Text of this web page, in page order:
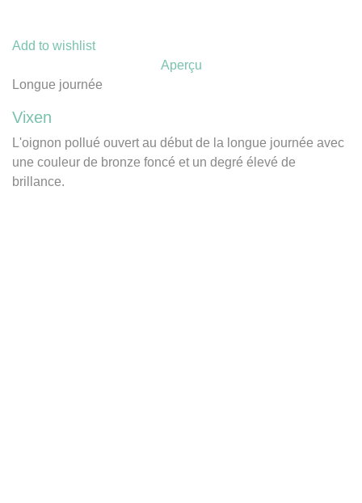
Add to wishlist
Aperçu
Longue journée
Vixen
L'oignon pollué ouvert au début de la longue journée avec
une couleur de bronze foncé et un degré élevé de
brillance.